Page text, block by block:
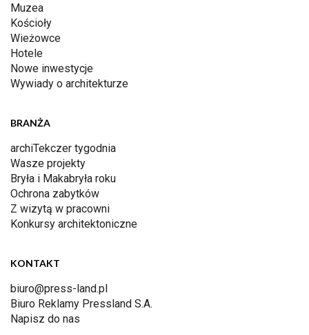
Muzea
Kościoły
Wieżowce
Hotele
Nowe inwestycje
Wywiady o architekturze
BRANŻA
archiTekczer tygodnia
Wasze projekty
Bryła i Makabryła roku
Ochrona zabytków
Z wizytą w pracowni
Konkursy architektoniczne
KONTAKT
biuro@press-land.pl
Biuro Reklamy Pressland S.A.
Napisz do nas